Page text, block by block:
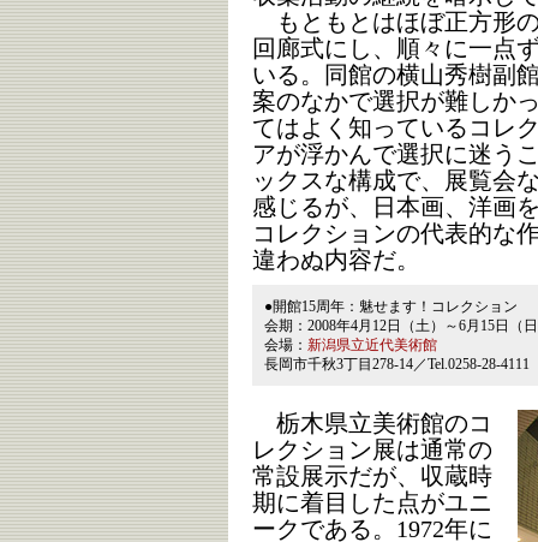
もともとはほぼ正方形
回廊式にし、順々に一点
いる。同館の横山秀樹副
案のなかで選択が難しか
てはよく知っているコレ
アが浮かんで選択に迷う
ックスな構成で、展覧会
感じるが、日本画、洋画
コレクションの代表的な
違わぬ内容だ。
●開館15周年：魅せます！コレクション
会期：2008年4月12日（土）～6月15日（
会場： 新潟県立近代美術館
長岡市千秋3丁目278-14／Tel.0258-28-4111
栃木県立美術館のコ
レクション展は通常の
常設展示だが、収蔵時
期に着目した点がユニ
ークである。1972年に